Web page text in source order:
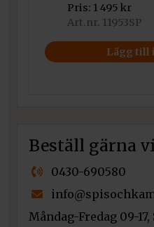
Pris: 1 495kr
Art.nr. 11953SP
Lägg till
Beställ gärna
0430-690580
Måndag-Fredag 09-17,